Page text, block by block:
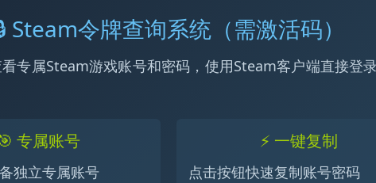
Steam令牌查询系统（需激活码）
专属Steam游戏账号和密码，使用Steam客户端直接登
专属账号
独立专属账号
⚡ 一键复制
点击按钮快速复制账号密码